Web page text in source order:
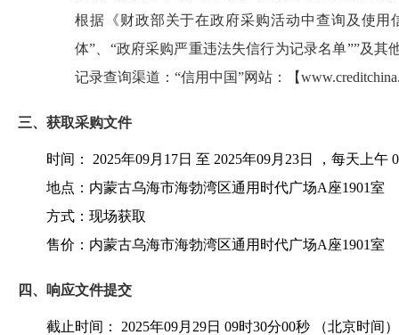
根据《财政部关于在政府采购活动中查询及使用
体”、“政府采购严重违法失信行为记录名单””及
记录查询渠道：“信用中国”网站：【
三、获取采购文件
时间： 2025年09月17日 至 2025年09月23日 ，每天上午
地点： 内蒙古乌海市海勃湾区通用时代广场A座1901室
方式： 现场获取
售价：内蒙古乌海市海勃湾区通用时代广场A座1901室
四、响应文件提交
截止时间： 2025年09月29日 09时30分00秒
（北京时间）